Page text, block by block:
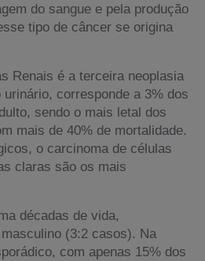
do sangue e pela produção
tipo de câncer se origina
Renais é a terceira neoplasia
corresponde a 3% dos
sendo o mais letal dos
mais de 40% de mortalidade.
o carcinoma de células
claras são os mais
décadas de vida,
(3:2 casos). Na
com apenas 15% dos